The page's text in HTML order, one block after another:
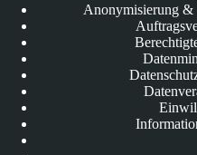
Anonymisierung &